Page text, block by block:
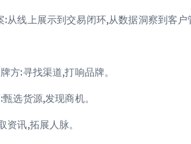
:从线上展示到交易闭环,从数据洞察到客户
方:寻找渠道,打响品牌。
选货源,发现商机。
资讯,拓展人脉。